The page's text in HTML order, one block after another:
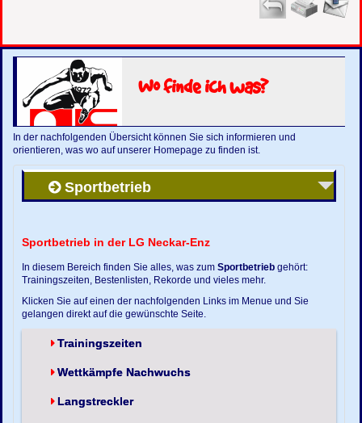
Wo finde ich was?
In der nachfolgenden Übersicht können Sie sich informieren und
orientieren, was wo auf unserer Homepage zu finden ist.
Sportbetrieb
Sportbetrieb in der LG Neckar-Enz
In diesem Bereich finden Sie alles, was zumSportbetrieb gehört:
Trainingszeiten, Bestenlisten, Rekorde und vieles mehr.
Klicken Sie auf einen der nachfolgenden Links im Menue und Sie
gelangen direkt auf die gewünschte Seite.
Trainingszeiten
Wettkämpfe Nachwuchs
Langstreckler